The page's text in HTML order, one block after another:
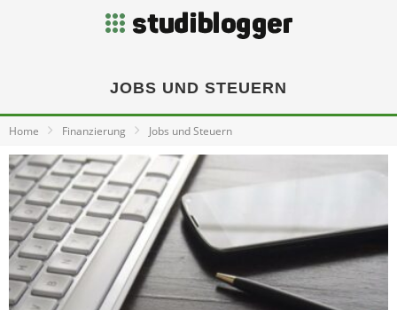
JOBS UND STEUERN
Home Finanzierung Jobs und Steuern